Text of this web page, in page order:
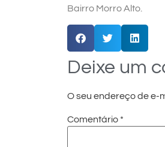
Bairro Morro Alto.
Deixe um
O seu endereço de e-
Comentário *